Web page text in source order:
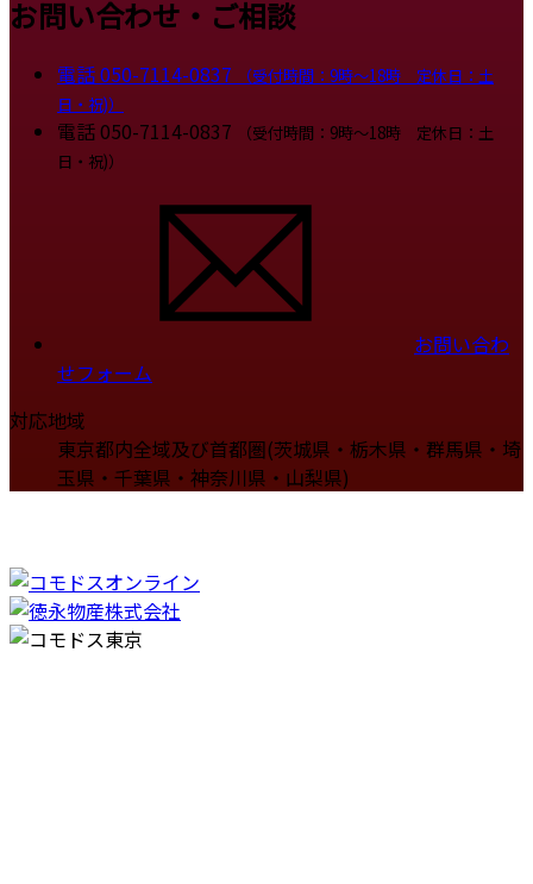
お問い合わせ・ご相談
電話050-7114-0837
（受付時間：9時～18時 定休日：土
日・祝)）
電話050-7114-0837
（受付時間：9時～18時 定休日：土
日・祝)）
お問い合わ
せフォーム
対応地域
東京都内全域及び首都圏(茨城県・栃木県・群馬県・埼
玉県・千葉県・神奈川県・山梨県)